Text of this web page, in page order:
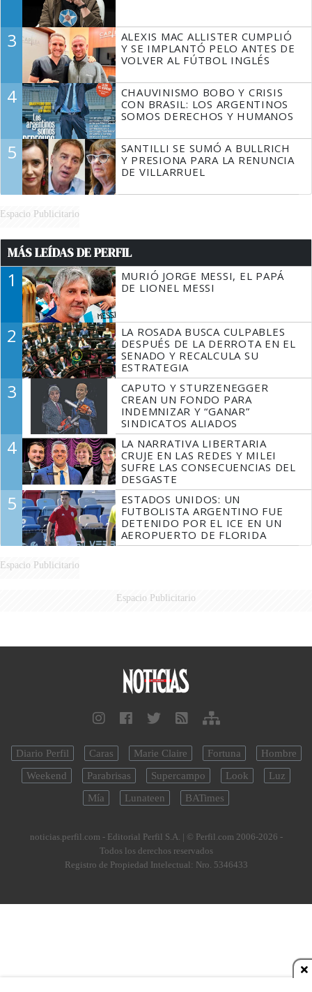
3
ALEXIS MAC ALLISTER CUMPLIÓ
Y SE IMPLANTÓ PELO ANTES DE
VOLVER AL FÚTBOL INGLÉS
4
CHAUVINISMO BOBO Y CRISIS
CON BRASIL: LOS ARGENTINOS
SOMOS DERECHOS Y HUMANOS
5
SANTILLI SE SUMÓ A BULLRICH
Y PRESIONA PARA LA RENUNCIA
DE VILLARRUEL
Espacio Publicitario
MÁS LEÍDAS DE PERFIL
1
MURIÓ JORGE MESSI, EL PAPÁ
DE LIONEL MESSI
2
LA ROSADA BUSCA CULPABLES
DESPUÉS DE LA DERROTA EN EL
SENADO Y RECALCULA SU
ESTRATEGIA
3
CAPUTO Y STURZENEGGER
CREAN UN FONDO PARA
INDEMNIZAR Y “GANAR”
SINDICATOS ALIADOS
4
LA NARRATIVA LIBERTARIA
CRUJE EN LAS REDES Y MILEI
SUFRE LAS CONSECUENCIAS DEL
DESGASTE
5
ESTADOS UNIDOS: UN
FUTBOLISTA ARGENTINO FUE
DETENIDO POR EL ICE EN UN
AEROPUERTO DE FLORIDA
Espacio Publicitario
Espacio Publicitario
Diario Perfil Caras Marie Claire Fortuna
Hombre
Weekend
Parabrisas Supercampo Look
Luz
Mía
Lunateen BATimes
noticias.perfil.com - Editorial Perfil S.A. | © Perfil.com 2006-2026 -
Todos los derechos reservados
Registro de Propiedad Intelectual: Nro. 5346433